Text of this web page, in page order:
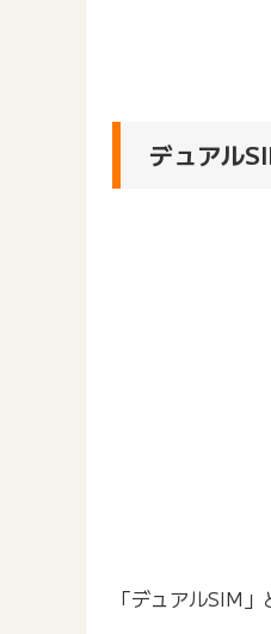
デュアル
「デュアルSIM